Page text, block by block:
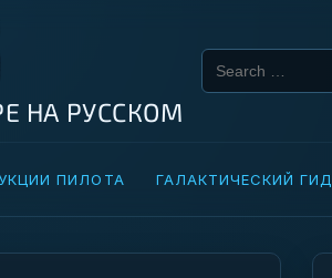
НА РУССКОМ
Search for:
ПИЛОТА ГАЛАКТИЧЕСКИЙ ГИД